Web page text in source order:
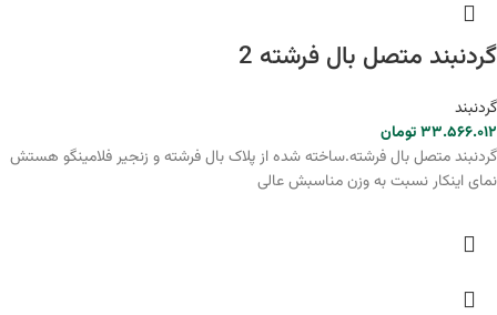
گردنبند متصل بال فرشته 2
گردنبند
۳۳.۵۶۶.۰۱۲تومان
گردنبند متصل بال فرشته.ساخته شده از پلاک بال فرشته و زنجیر فلامینگو هستش
نمای اینکار نسبت به وزن مناسبش عالی